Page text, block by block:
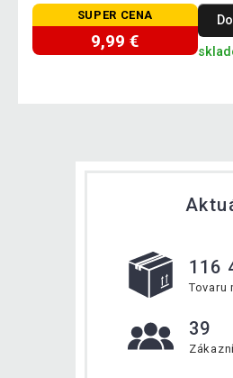
SUPER CENA
9,99 €
116
Tovaru
39